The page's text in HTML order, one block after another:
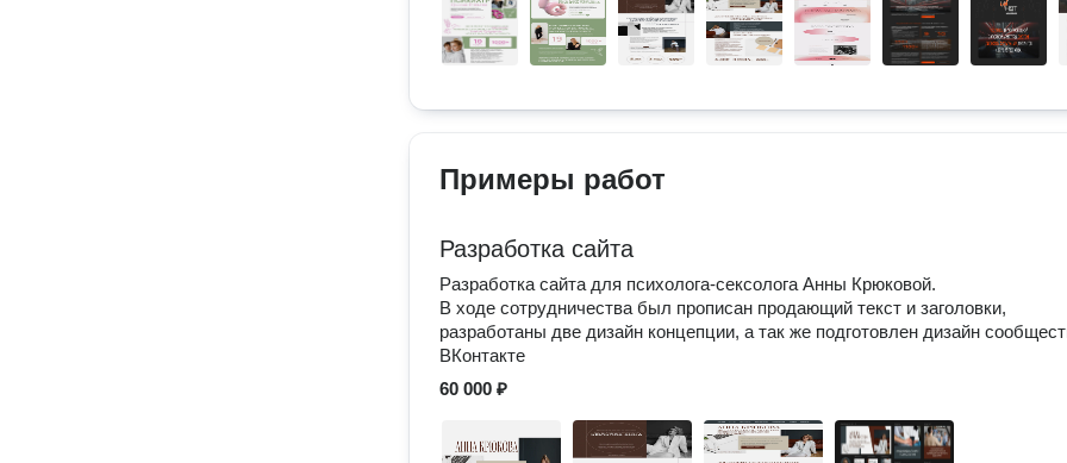
Примеры работ
Разработка сайта
Разработка сайта для психолога-сексолога Анны Крюковой.
В ходе сотрудничества был прописан продающий текст и заголовки,
разработаны две дизайн концепции, а так же подготовлен дизайн
ВКонтакте
60 000 ₽